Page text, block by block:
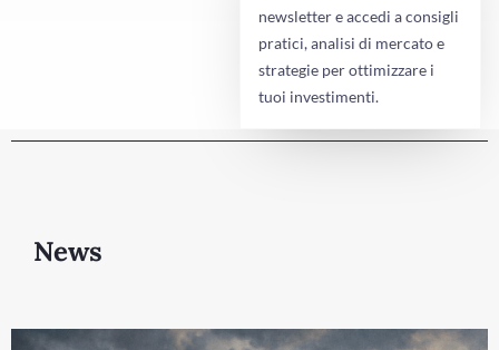
newsletter e accedi a consigli
pratici, analisi di mercato e
strategie per ottimizzare i
tuoi investimenti.
News